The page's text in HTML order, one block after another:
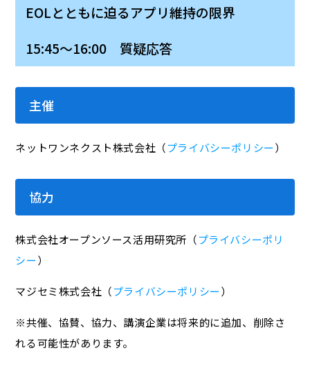
EOLとともに迫るアプリ維持の限界
15:45～16:00 質疑応答
主催
ネットワンネクスト株式会社（プライバシーポリシー）
協力
株式会社オープンソース活用研究所（プライバシーポリ
シー）
マジセミ株式会社（プライバシーポリシー）
※共催、協賛、協力、講演企業は将来的に追加、削除さ
れる可能性があります。